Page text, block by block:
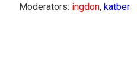
Moderators: ingdon, katber